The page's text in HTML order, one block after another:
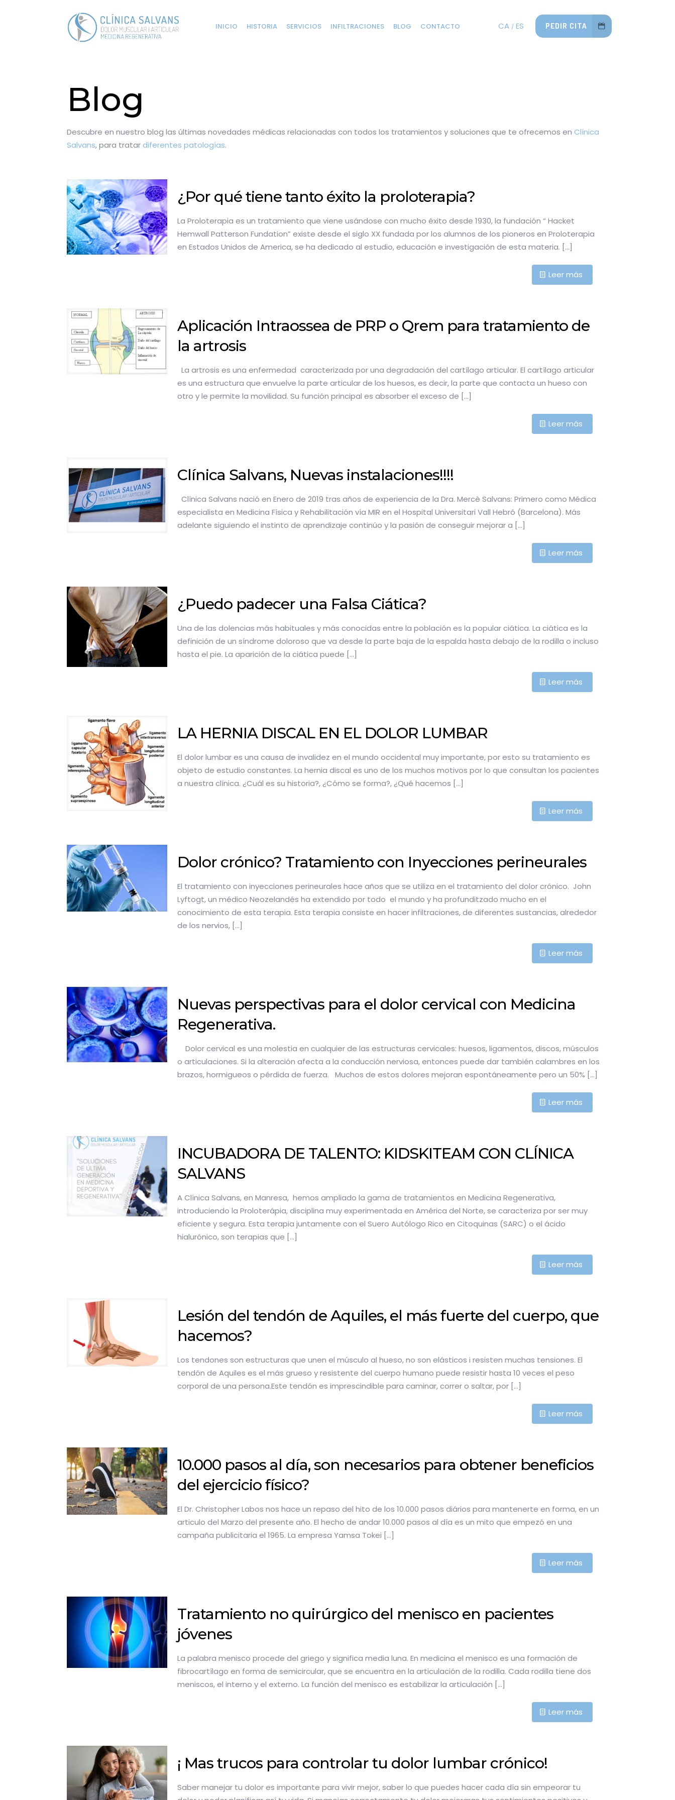
INICIO HISTORIA SERVICIOS INFILTRACIONES BLOG CONTACTO CA ES PEDIR CITA
Blog
Descubre en nuestro blog las últimas novedades médicas relacionadas con todos los tratamientos y soluciones que te ofrecemos en Clínica
Salvans, para tratardiferentes patologías.
¿Por qué tiene tanto éxito la proloterapia?
La Proloterapia es un tratamiento que viene usándose con mucho éxito desde 1930, la fundación “ Hacket
Hemwall Patterson Fundation” existe desde el siglo XX fundada por los alumnos de los pioneros en Proloterapia
en Estados Unidos de America, se ha dedicado al estudio, educación e investigación de esta materia. […]
Leer más
Aplicación Intraossea de PRP o Qrem para tratamiento de
la artrosis
La artrosis es una enfermedad caracterizada por una degradación del cartílago articular. El cartílago articular
es una estructura que envuelve la parte articular de los huesos, es decir, la parte que contacta un hueso con
otro y le permite la movilidad. Su función principal es absorber el exceso de […]
Leer más
Clínica Salvans, Nuevas instalaciones!!!!
Clínica Salvans nació en Enero de 2019 tras años de experiencia de la Dra. Mercè Salvans: Primero como Médica
especialista en Medicina Física y Rehabilitación vía MIR en el Hospital Universitari Vall Hebró (Barcelona). Más
adelante siguiendo el instinto de aprendizaje continúo y la pasión de conseguir mejorar a […]
Leer más
¿Puedo padecer una Falsa Ciática?
Una de las dolencias más habituales y más conocidas entre la población es la popular ciática. La ciática es la
definición de un síndrome doloroso que va desde la parte baja de la espalda hasta debajo de la rodilla o incluso
hasta el pie. La aparición de la ciática puede […]
Leer más
LA HERNIA DISCAL EN EL DOLOR LUMBAR
El dolor lumbar es una causa de invalidez en el mundo occidental muy importante, por esto su tratamiento es
objeto de estudio constantes. La hernia discal es uno de los muchos motivos por lo que consultan los pacientes
a nuestra clínica. ¿Cuál es su historia?, ¿Cómo se forma?, ¿Qué hacemos […]
Leer más
Dolor crónico? Tratamiento con Inyecciones perineurales
El tratamiento con inyecciones perineurales hace años que se utiliza en el tratamiento del dolor crónico. John
Lyftogt, un médico Neozelandés ha extendido por todo el mundo y ha profunditzado mucho en el
conocimiento de esta terapia. Esta terapia consiste en hacer infiltraciones, de diferentes sustancias, alrededor
de los nervios, […]
Leer más
Nuevas perspectivas para el dolor cervical con Medicina
Regenerativa.
Dolor cervical es una molestia en cualquier de las estructuras cervicales: huesos, ligamentos, discos, músculos
o articulaciones. Si la alteración afecta a la conducción nerviosa, entonces puede dar también calambres en los
brazos, hormigueos o pérdida de fuerza. Muchos de estos dolores mejoran espontáneamente pero un 50% […]
Leer más
INCUBADORA DE TALENTO: KIDSKITEAM CON CLÍNICA
SALVANS
A Clínica Salvans, en Manresa, hemos ampliado la gama de tratamientos en Medicina Regenerativa,
introduciendo la Proloterápia, disciplina muy experimentada en América del Norte, se caracteriza por ser muy
eficiente y segura. Esta terapia juntamente con el Suero Autólogo Rico en Citoquinas (SARC) o el ácido
hialurónico, son terapias que […]
Leer más
Lesión del tendón de Aquiles, el más fuerte del cuerpo, que
hacemos?
Los tendones son estructuras que unen el músculo al hueso, no son elásticos i resisten muchas tensiones. El
tendón de Aquiles es el más grueso y resistente del cuerpo humano puede resistir hasta 10 veces el peso
corporal de una persona.Este tendón es imprescindible para caminar, correr o saltar, por […]
Leer más
10.000 pasos al día, son necesarios para obtener beneficios
del ejercicio físico?
El Dr. Christopher Labos nos hace un repaso del hito de los 10.000 pasos diários para mantenerte en forma, en un
articulo del Marzo del presente año. El hecho de andar 10.000 pasos al día es un mito que empezó en una
campaña publicitaria el 1965. La empresa Yamsa Tokei […]
Leer más
Tratamiento no quirúrgico del menisco en pacientes
jóvenes
La palabra menisco procede del griego y significa media luna. En medicina el menisco es una formación de
fibrocartílago en forma de semicircular, que se encuentra en la articulación de la rodilla. Cada rodilla tiene dos
meniscos, el interno y el externo. La función del menisco es estabilizar la articulación […]
Leer más
¡ Mas trucos para controlar tu dolor lumbar crónico!
Saber manejar tu dolor es importante para vivir mejor, saber lo que puedes hacer cada día sin empeorar tu